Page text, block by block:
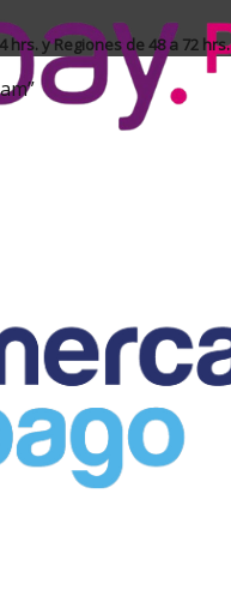
y Regiones de 48 a 72 hrs.